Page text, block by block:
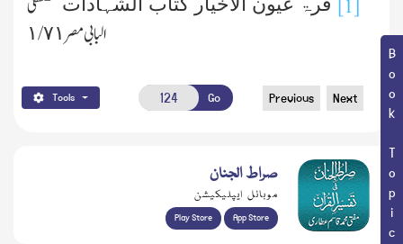
Book Topic
[1]
مصطفی
البابی مصر ١/٧١
Tools Go Previous Next
صراط الجنان
موبائل ایپلیکیشن
Play Store App Store